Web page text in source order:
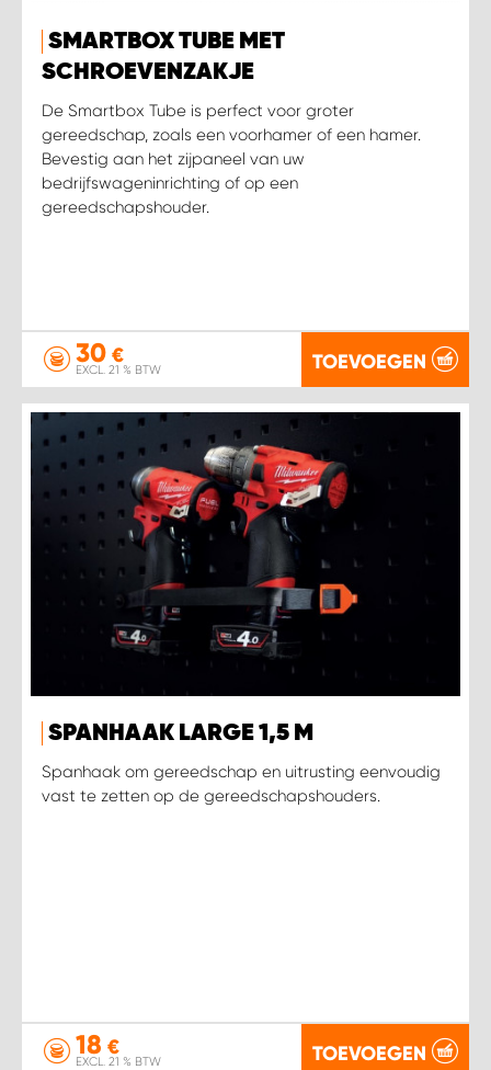
SMARTBOX TUBE MET
SCHROEVENZAKJE
De Smartbox Tube is perfect voor groter
gereedschap, zoals een voorhamer of een hamer.
Bevestig aan het zijpaneel van uw
bedrijfswageninrichting of op een
gereedschapshouder.
30 €
EXCL. 21 % BTW TOEVOEGEN
SPANHAAK LARGE 1,5 M
Spanhaak om gereedschap en uitrusting eenvoudig
vast te zetten op de gereedschapshouders.
18 €
EXCL. 21 % BTW TOEVOEGEN